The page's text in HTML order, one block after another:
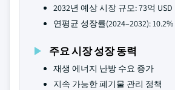
2032년 예상 시장 규모: 73억 USD
연평균 성장률(2024–2032): 10.2%
주요 시장 성장 동력
재생 에너지 난방 수요 증가
지속 가능한 폐기물 관리 정책